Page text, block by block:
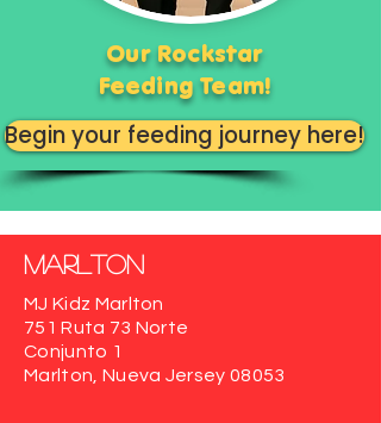
Our Rockstar
Feeding Team!
Begin your feeding journey here!
Marlton
MJ Kidz Marlton
751 Ruta 73 Norte
Conjunto 1
Marlton, Nueva Jersey 08053